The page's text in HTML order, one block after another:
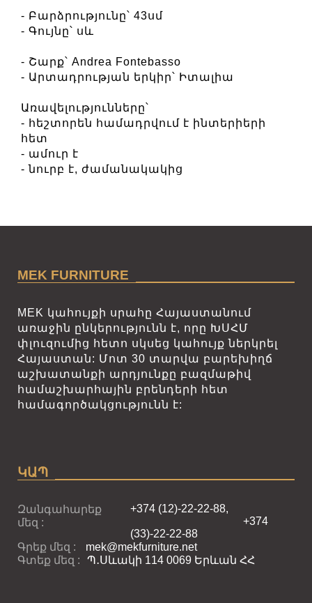
- Բարձրությունը՝ 43սմ
- Գույնը՝ սև
- Շարք՝ Andrea Fontebasso
- Արտադրության երկիր՝ Իտալիա
Առավելությունները՝
- հեշտորեն համադրվում է ինտերիերի
հետ
- ամուր է
- նուրբ է, ժամանակակից
MEK FURNITURE
MEK կահույքի սրահը Հայաստանում
առաջին ընկերությունն է, որը ԽՍՀՄ
փլուզումից հետո սկսեց կահույք ներկրել
Հայաստան: Մոտ 30 տարվա բարեխիղճ
աշխատանքի արդյունքը բազմաթիվ
համաշխարհային բրենդերի հետ
համագործակցությունն է:
ԿԱՊ
Զանգահարեք
մեզ :
+374 (12)-22-22-88,
+374
(33)-22-22-88
Գրեք մեզ :
mek@mekfurniture.net
Գտեք մեզ :
Պ․Սևակի 114 0069 Երևան ՀՀ